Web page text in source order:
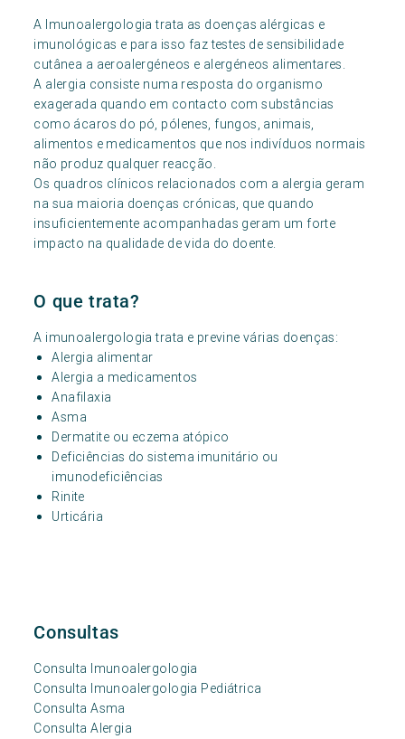
A Imunoalergologia trata as doenças alérgicas e
imunológicas e para isso faz testes de sensibilidade
cutânea a aeroalergéneos e alergéneos alimentares.
A alergia consiste numa resposta do organismo
exagerada quando em contacto com substâncias
como ácaros do pó, pólenes, fungos, animais,
alimentos e medicamentos que nos indivíduos normais
não produz qualquer reacção.
Os quadros clínicos relacionados com a alergia geram
na sua maioria doenças crónicas, que quando
insuficientemente acompanhadas geram um forte
impacto na qualidade de vida do doente.
O que trata?
A imunoalergologia trata e previne várias doenças:
Alergia alimentar
Alergia a medicamentos
Anafilaxia
Asma
Dermatite ou eczema atópico
Deficiências do sistema imunitário ou
imunodeficiências
Rinite
Urticária
Consultas
Consulta Imunoalergologia
Consulta Imunoalergologia Pediátrica
Consulta Asma
Consulta Alergia